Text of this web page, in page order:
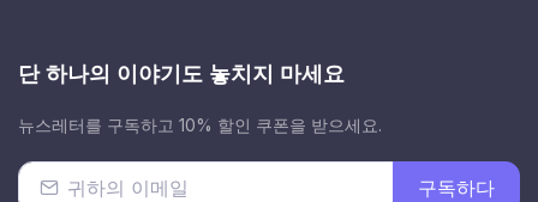
단 하나의 이야기도 놓치지 마세요
뉴스레터를 구독하고 10% 할인 쿠폰을 받으세요.
구독하다